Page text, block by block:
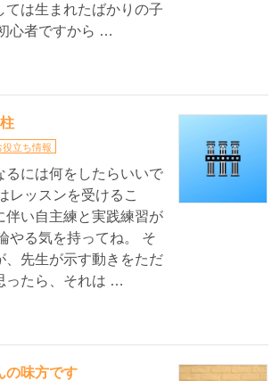
ては生まれたばかりの子
心者ですから …
役立ち情報
るには何をしたらいいで
レッスンを受けるこ
伴い自主練と実践練習が
やる気を持ってね。 そ
、先生が示す動きをただ
ったら、それは …
の味方です